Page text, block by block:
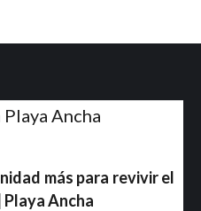
Ancha
más para revivir el
Ancha